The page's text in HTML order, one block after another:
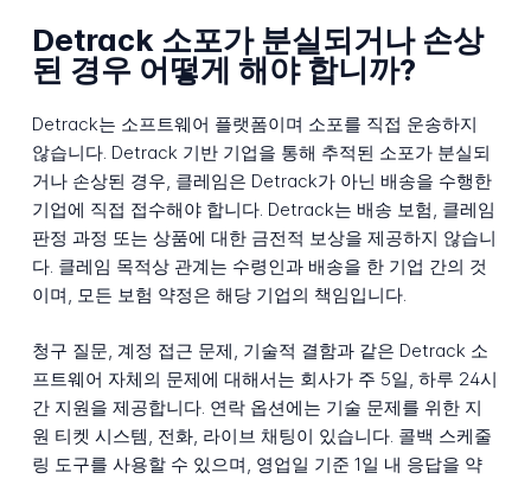
Detrack 소포가 분실되거나 손상
된 경우 어떻게 해야 합니까?
Detrack는 소프트웨어 플랫폼이며 소포를 직접 운송하지
않습니다. Detrack 기반 기업을 통해 추적된 소포가 분실되
거나 손상된 경우, 클레임은 Detrack가 아닌 배송을 수행한
기업에 직접 접수해야 합니다. Detrack는 배송 보험, 클레임
판정 과정 또는 상품에 대한 금전적 보상을 제공하지 않습니
다. 클레임 목적상 관계는 수령인과 배송을 한 기업 간의 것
이며, 모든 보험 약정은 해당 기업의 책임입니다.
청구 질문, 계정 접근 문제, 기술적 결함과 같은 Detrack 소
프트웨어 자체의 문제에 대해서는 회사가 주 5일, 하루 24시
간 지원을 제공합니다. 연락 옵션에는 기술 문제를 위한 지
원 티켓 시스템, 전화, 라이브 채팅이 있습니다. 콜백 스케줄
링 도구를 사용할 수 있으며, 영업일 기준 1일 내 응답을 약